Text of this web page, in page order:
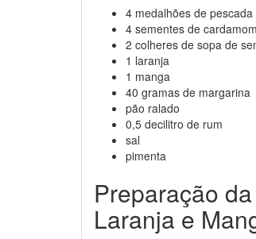
4 medalhões de pescada
4 sementes de
2 colheres de sopa de
1 laranja
1 manga
40 gramas de margarina
pão ralado
0,5 decilitro de rum
sal
pimenta
Preparação
Laranja e